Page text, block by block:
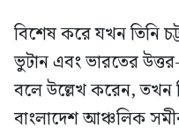
বিশেষ করে যখন তিনি
ভুটান এবং ভারতের
বলে উল্লেখ করেন, তখন
বাংলাদেশ আঞ্চলিক